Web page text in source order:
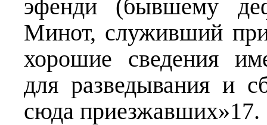
эфенди (бывшему
Минот, служивший
хорошие сведения
для разведывания и
сюда приезжавших»17.